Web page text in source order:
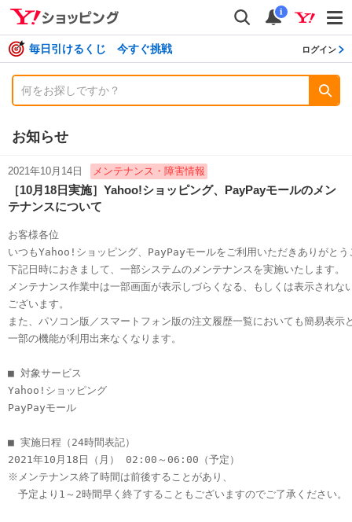
検索
通知
i
毎日引けるくじ 今すぐ挑戦 ログイン
お知らせ
2021年10月14日 メンテナンス・障害情報
［10月18日実施］Yahoo!ショッピング、PayPayモールのメン
テナンスについて
お客様各位
いつもYahoo!ショッピング、PayPayモールをご利用いただきありがとう
下記日時におきまして、一部システムのメンテナンスを実施いたします。
メンテナンス作業中は一部画面が表示しづらくなる、もしくは表示されな
ございます。
また、パソコン版／スマートフォン版の注文履歴一覧においても簡易表示
一部の機能が利用出来なくなります。
■ 対象サービス
Yahoo!ショッピング
PayPayモール
■ 実施日程（24時間表記）
2021年10月18日（月） 02:00～06:00（予定）
※メンテナンス終了時間は前後することがあり、
予定より1～2時間早く終了することもございますのでご了承ください。